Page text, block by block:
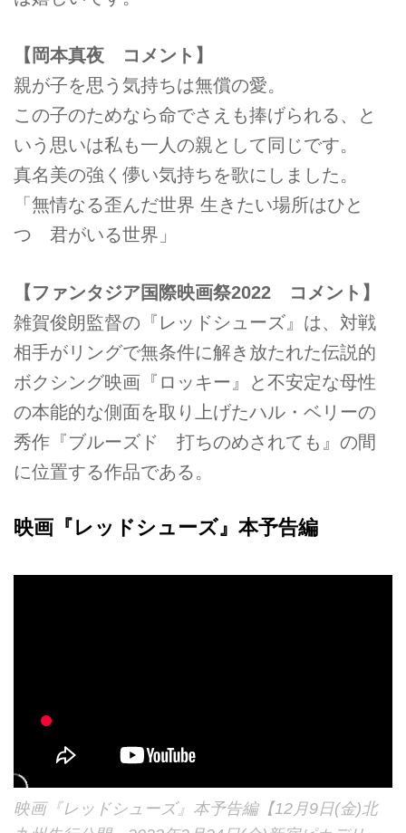
【岡本真夜 コメント】
親が子を思う気持ちは無償の愛。
この子のためなら命でさえも捧げられる、と
いう思いは私も一人の親として同じです。
真名美の強く儚い気持ちを歌にしました。
「無情なる歪んだ世界 生きたい場所はひと
つ 君がいる世界」
【ファンタジア国際映画祭2022 コメント】
雑賀俊朗監督の『レッドシューズ』は、対戦
相手がリングで無条件に解き放たれた伝説的
ボクシング映画『ロッキー』と不安定な母性
の本能的な側面を取り上げたハル・ベリーの
秀作『ブルーズド 打ちのめされても』の間
に位置する作品である。
映画『レッドシューズ』本予告編
映画『レッドシューズ』本予告編【12月9日(金)北